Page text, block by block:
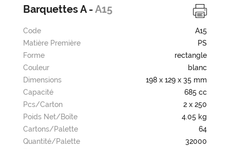
Barquettes A -A15
Code
A15
Matière Première
PS
Forme
rectangle
Couleur
blanc
Dimensions
198 x 129 x 35 mm
Capacité
685 cc
Pcs/carton
2 x 250
Poids Net/boîte
4.05 kg
Cartons/palette
64
Quantité/palette
32000